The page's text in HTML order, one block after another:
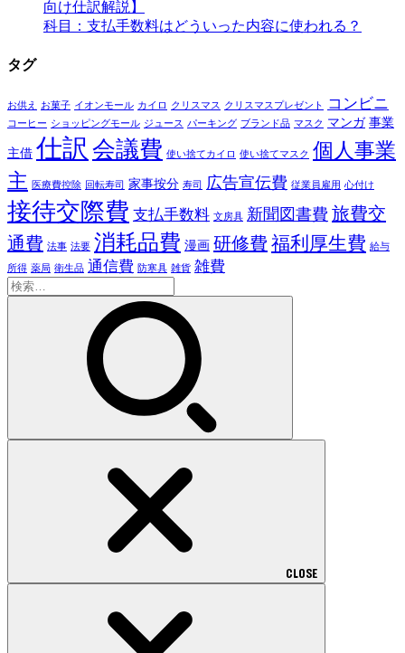
向け仕訳解説】
科目：支払手数料はどういった内容に使われる？
タグ
お供え お菓子 イオンモール カイロ クリスマス クリスマスプレゼント コンビニ
コーヒー ショッピングモール ジュース パーキング ブランド品 マスク マンガ 事業
主借 仕訳 会議費 使い捨てカイロ 使い捨てマスク 個人事業
主
医療費控除 回転寿司 家事按分 寿司 広告宣伝費 従業員雇用 心付け
接待交際費 支払手数料 文房具 新聞図書費 旅費交
通費 法事 法要 消耗品費 漫画 研修費 福利厚生費 給与
所得 薬局 衛生品 通信費 防寒具 雑貨 雑費
検
索:
CLOSE